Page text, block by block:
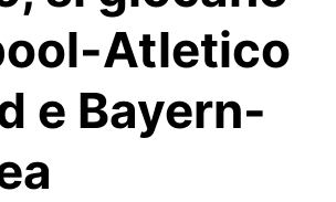
Atletico
e Bayern-